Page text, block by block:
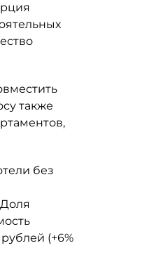
также
без
(+6%